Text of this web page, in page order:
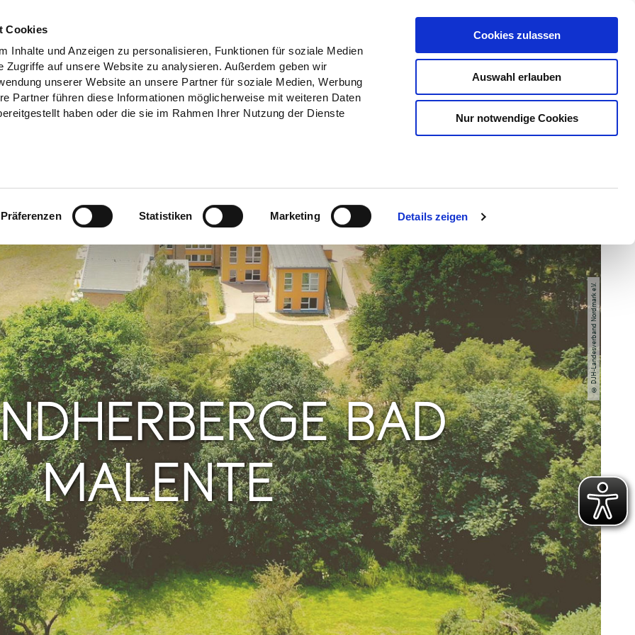
Cookies
Inhalte und Anzeigen zu personalisieren, Funktionen für soziale Medien
Zugriffe auf unsere Website zu analysieren. Außerdem geben wir
unserer Website an unsere Partner für soziale Medien, Werbung
Partner führen diese Informationen möglicherweise mit weiteren Daten
haben oder die sie im Rahmen Ihrer Nutzung der Dienste
Präferenzen Statistiken Marketing Details zeigen
Cookies zulassen
Auswahl erlauben
Nur notwendige Cookies
Erlebnisse Buchen
© DJH-Landesverband Nordmark e.V.
BAD
MALENTE